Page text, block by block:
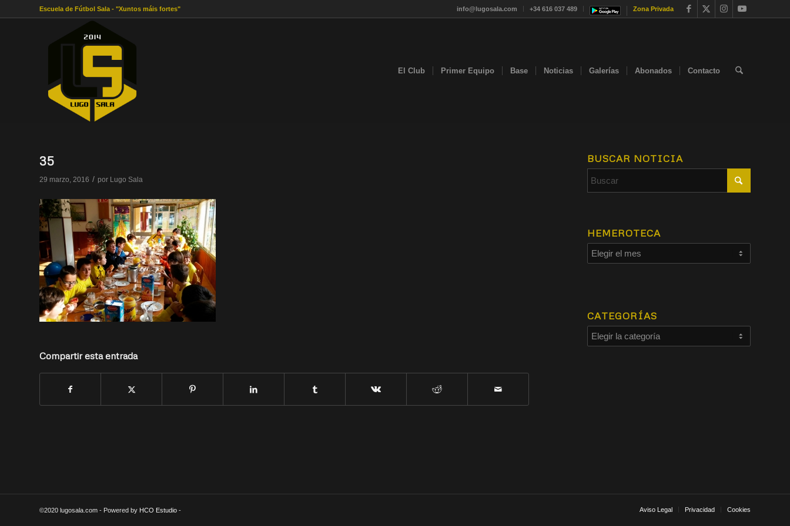
info@lugosala.com +34 616 037 489 Zona Privada
Escuela de Fútbol Sala - "Xuntos máis fortes"
El Club Primer Equipo Base Noticias Galerías Abonados Contacto
35
29 marzo, 2016 / por Lugo Sala
Compartir esta entrada
BUSCAR NOTICIA
HEMEROTECA
CATEGORÍAS
©2020 lugosala.com - Powered by HCO Estudio - Aviso Legal Privacidad Cookies